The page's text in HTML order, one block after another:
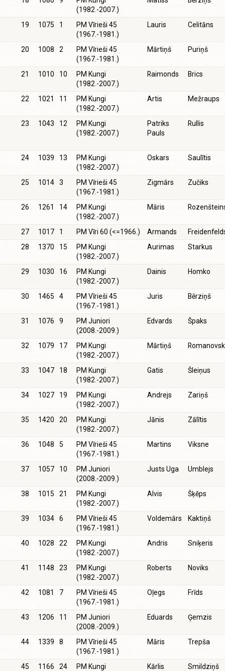
(1982.-2007.)
19 1075 1
PM Vīrieši 45
(1967.-1981.)
Lauris Celitāns
20 1008 2
PM Vīrieši 45
(1967.-1981.)
Mārtiņš Puriņš
21 1010 10
PM Kungi
(1982.-2007.)
Raimonds Brics
22 1021 11
PM Kungi
(1982.-2007.)
Artis Mežraups
23 1043 12
PM Kungi
(1982.-2007.)
Patriks
Pauls
Rullis
24 1039 13
PM Kungi
(1982.-2007.)
Oskars Saulītis
25 1014 3
PM Vīrieši 45
(1967.-1981.)
Zigmārs Zučiks
26 1261 14
PM Kungi
(1982.-2007.)
Māris
27 1017 1 PM Vīri 60 (<=1966.) Armands
28
1370 15
PM Kungi
(1982.-2007.)
Aurimas Starkus
29 1030 16
PM Kungi
(1982.-2007.)
Dainis Homko
30 1465 4
PM Vīrieši 45
(1967.-1981.)
Juris Bērziņš
31 1076 9
PM Juniori
(2008.-2009.)
Edvards Špaks
32 1079 17
PM Kungi
(1982.-2007.)
Mārtiņš
33 1047 18
PM Kungi
(1982.-2007.)
Gatis Šleiņus
34 1027 19
PM Kungi
(1982.-2007.)
Andrejs Zariņš
35 1420 20
PM Kungi
(1982.-2007.)
Jānis Zālītis
36 1048 5
PM Vīrieši 45
(1967.-1981.)
Martins Viksne
37 1057 10
PM Juniori
(2008.-2009.)
Justs Uga Umblejs
38 1015 21
PM Kungi
(1982.-2007.)
Alvis Šķēps
39 1034 6
PM Vīrieši 45
(1967.-1981.)
Voldemārs Kaktiņš
40 1028 22
PM Kungi
(1982.-2007.)
Andris Sniķeris
41 1148 23
PM Kungi
(1982.-2007.)
Roberts Noviks
42 1081 7
PM Vīrieši 45
(1967.-1981.)
Oļegs Frīds
43 1206 11
PM Juniori
(2008.-2009.)
Eduards Ģemzis
44 1339 8
PM Vīrieši 45
(1967.-1981.)
Māris Trepša
45 1166 24
PM Kungi
Kārlis Smildziņš